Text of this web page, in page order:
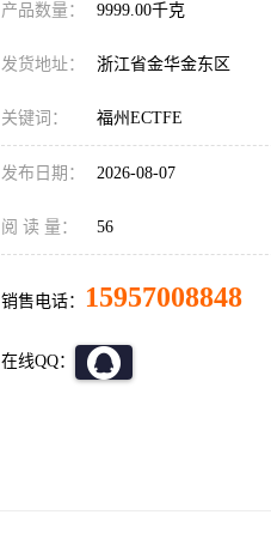
产品数量： 9999.00千克
发货地址： 浙江省金华金东区
关键词： 福州ECTFE
发布日期： 2026-08-07
阅 读 量： 56
销售电话： 15957008848
在线QQ：